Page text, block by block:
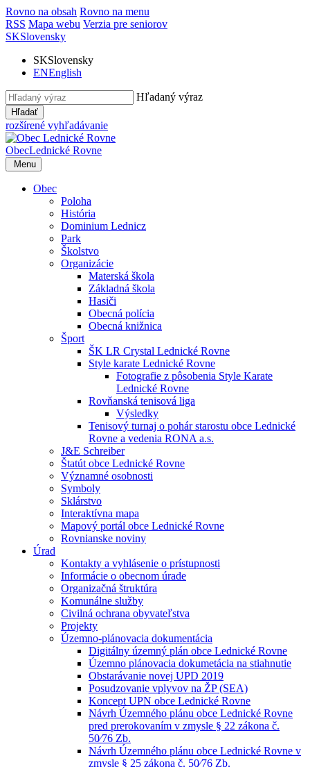
Rovno na obsah Rovno na menu
RSS Mapa webu Verzia pre seniorov
SKSlovensky
SKSlovensky
ENEnglish
Hľadaný výraz
Hľadať
rozšírené vyhľadávanie
ObecLednické Rovne
Menu
Obec
Poloha
História
Dominium Lednicz
Park
Školstvo
Organizácie
Materská škola
Základná škola
Hasiči
Obecná polícia
Obecná knižnica
Šport
ŠK LR Crystal Lednické Rovne
Style karate Lednické Rovne
Fotografie z pôsobenia Style Karate
Lednické Rovne
Rovňanská tenisová liga
Výsledky
Tenisový turnaj o pohár starostu obce Lednické
Rovne a vedenia RONA a.s.
J&E Schreiber
Štatút obce Lednické Rovne
Významné osobnosti
Symboly
Sklárstvo
Interaktívna mapa
Mapový portál obce Lednické Rovne
Rovnianske noviny
Úrad
Kontakty a vyhlásenie o prístupnosti
Informácie o obecnom úrade
Organizačná štruktúra
Komunálne služby
Civilná ochrana obyvateľstva
Projekty
Územno-plánovacia dokumentácia
Digitálny územný plán obce Lednické Rovne
Územno plánovacia dokumetácia na stiahnutie
Obstarávanie novej UPD 2019
Posudzovanie vplyvov na ŽP (SEA)
Koncept UPN obce Lednické Rovne
Návrh Územného plánu obce Lednické Rovne
pred prerokovaním v zmysle § 22 zákona č.
50⁄76 Zb.
Návrh Územného plánu obce Lednické Rovne v
zmysle § 25 zákona č. 50⁄76 Zb.